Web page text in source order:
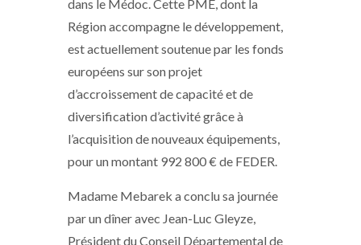
dans le Médoc. Cette PME, dont la
Région accompagne le développement,
est actuellement soutenue par les fonds
européens sur son projet
d’accroissement de capacité et de
diversification d’activité grâce à
l’acquisition de nouveaux équipements,
pour un montant 992 800 € de FEDER.
Madame Mebarek a conclu sa journée
par un dîner avec Jean-Luc Gleyze,
Président du Conseil Départemental de